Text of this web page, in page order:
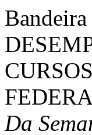
Da